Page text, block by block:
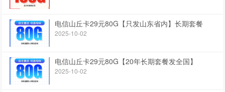
电信山丘卡29元80G【只发山东省内】长期套餐
2025-10-02
电信山丘卡29元80G【20年长期套餐发全国】
2025-10-02